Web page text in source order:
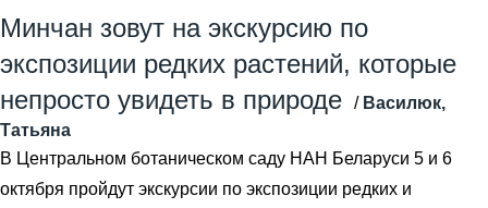
Минчан зовут на экскурсию по
экспозиции редких растений, которые
непросто увидеть в природе
/ Василюк,
Татьяна
В Центральном ботаническом саду НАН Беларуси 5 и 6
октября пройдут экскурсии по экспозиции редких и